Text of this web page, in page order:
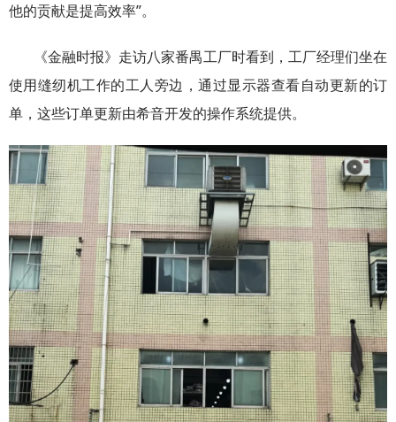
他的贡献是提高效率”。
《金融时报》走访八家番禺工厂时看到，工厂经理们坐在
使用缝纫机工作的工人旁边，通过显示器查看自动更新的订
单，这些订单更新由希音开发的操作系统提供。